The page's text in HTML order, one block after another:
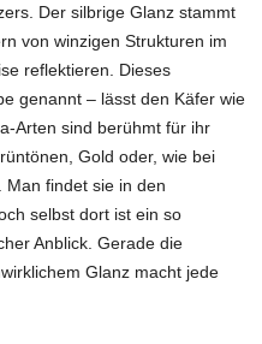
Der silbrige Glanz stammt
von winzigen Strukturen im
reflektieren. Dieses
genannt – lässt den Käfer wie
Arten sind berühmt für ihr
Gold oder, wie bei
Man findet sie in den
selbst dort ist ein so
Anblick. Gerade die
Glanz macht jede